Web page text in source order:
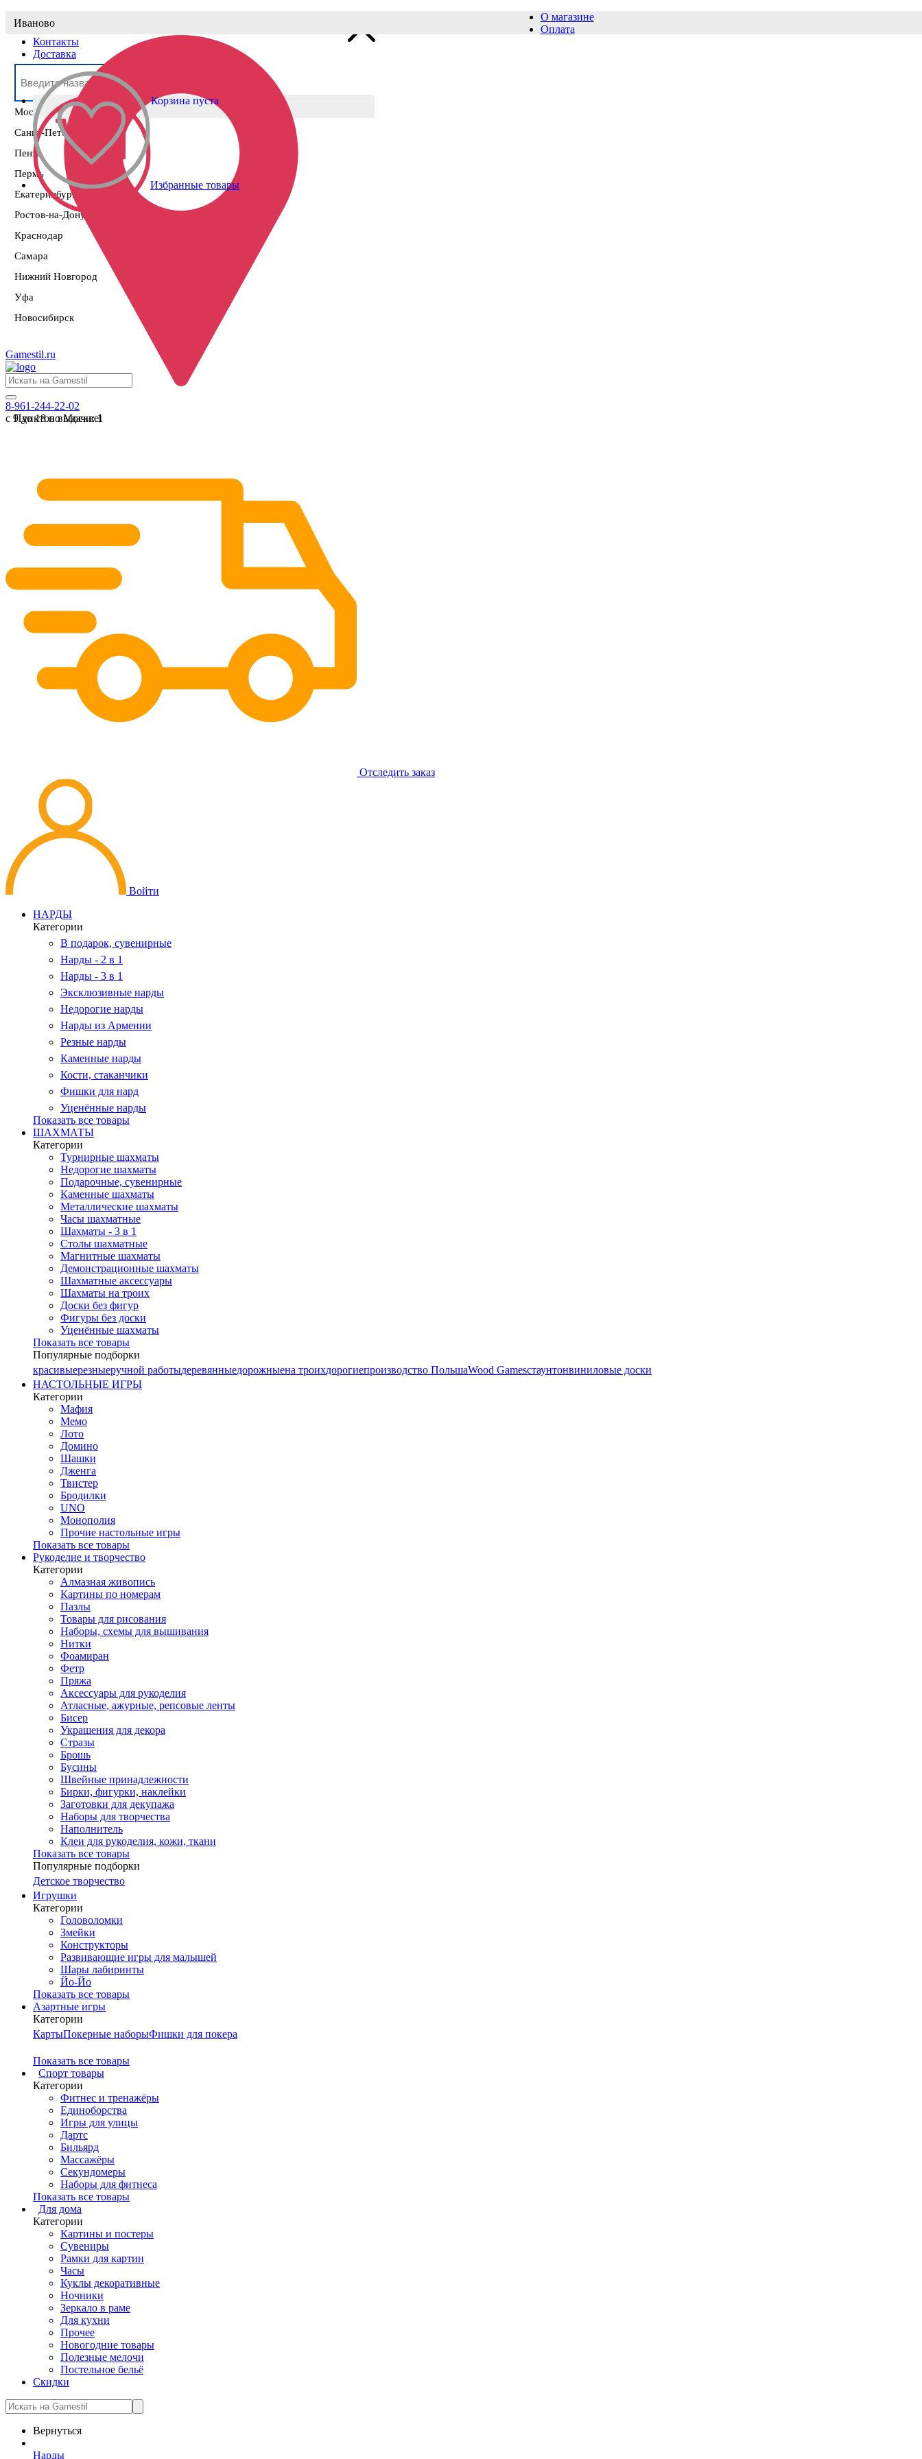
Выберите населённый пункт
Москва
Санкт-Петербург
Пенза
Пермь
Екатеринбург
Ростов-на-Дону
Краснодар
Самара
Нижний Новгород
Уфа
Новосибирск
Иваново
Пунктов выдачи:1
О магазине
Оплата
Контакты
Доставка
Избранные товары
Корзина пуста
Gamestil.ru
8-961-244-22-02
с 9 до 18 по Москве
Отследить заказ
Войти
НАРДЫ
Категории
В подарок, сувенирные
Нарды - 2 в 1
Нарды - 3 в 1
Эксклюзивные нарды
Недорогие нарды
Нарды из Армении
Резные нарды
Каменные нарды
Кости, стаканчики
Фишки для нард
Уценённые нарды
Показать все товары
ШАХМАТЫ
Категории
Турнирные шахматы
Недорогие шахматы
Подарочные, сувенирные
Каменные шахматы
Металлические шахматы
Часы шахматные
Шахматы - 3 в 1
Столы шахматные
Магнитные шахматы
Демонстрационные шахматы
Шахматные аксессуары
Шахматы на троих
Доски без фигур
Фигуры без доски
Уценённые шахматы
Показать все товары
Популярные подборки
красивыерезныеручной работыдеревянныедорожныена троихдорогиепроизводство ПольшаWood Gamesстаунтонвиниловые доски
НАСТОЛЬНЫЕ ИГРЫ
Категории
Мафия
Мемо
Лото
Домино
Шашки
Дженга
Твистер
Бродилки
UNO
Монополия
Прочие настольные игры
Показать все товары
Рукоделие и творчество
Категории
Алмазная живопись
Картины по номерам
Пазлы
Товары для рисования
Наборы, схемы для вышивания
Нитки
Фоамиран
Фетр
Пряжа
Аксессуары для рукоделия
Атласные, ажурные, репсовые ленты
Бисер
Украшения для декора
Стразы
Брошь
Бусины
Швейные принадлежности
Бирки, фигурки, наклейки
Заготовки для декупажа
Наборы для творчества
Наполнитель
Клеи для рукоделия, кожи, ткани
Показать все товары
Популярные подборки
Детское творчество
Игрушки
Категории
Головоломки
Змейки
Конструкторы
Развивающие игры для малышей
Шары лабиринты
Йо-Йо
Показать все товары
Азартные игры
Категории
КартыПокерные наборыФишки для покера
Показать все товары
Cпорт товары
Категории
Фитнес и тренажёры
Единоборства
Игры для улицы
Дартс
Бильярд
Массажёры
Секундомеры
Наборы для фитнеса
Показать все товары
Для дома
Категории
Картины и постеры
Сувениры
Рамки для картин
Часы
Куклы декоративные
Ночники
Зеркало в раме
Для кухни
Прочее
Новогодние товары
Полезные мелочи
Постельное бельё
Скидки
Вернуться
Нарды